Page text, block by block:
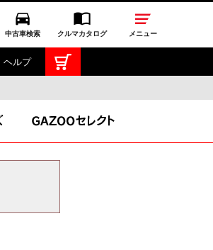
中古車検索 クルマカタログ メニュー
GAZOO SPORTS
GAZOO Shopping
ヘルプ